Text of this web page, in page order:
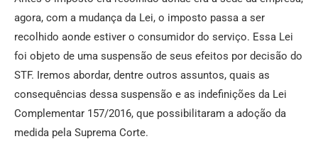
agora, com a mudança da Lei, o imposto passa a ser
recolhido aonde estiver o consumidor do serviço. Essa Lei
foi objeto de uma suspensão de seus efeitos por decisão do
STF. Iremos abordar, dentre outros assuntos, quais as
consequências dessa suspensão e as indefinições da Lei
Complementar 157/2016, que possibilitaram a adoção da
medida pela Suprema Corte.